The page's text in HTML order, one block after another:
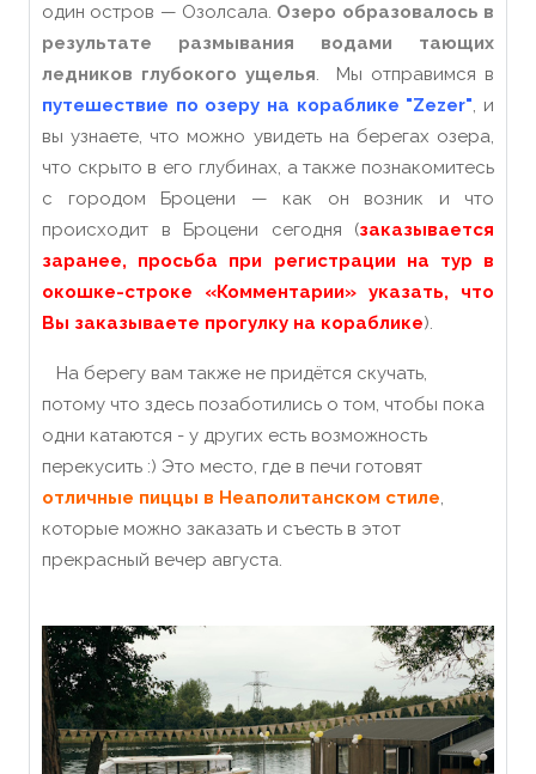
один остров — Озолсала. Озеро образовалось в
результате размывания водами тающих
ледников глубокого ущелья. Мы отправимся в
путешествие по озеру на кораблике "Zezer", и
вы узнаете, что можно увидеть на берегах озера,
что скрыто в его глубинах, а также познакомитесь
с городом Броцени — как он возник и что
происходит в Броцени сегодня (заказывается
заранее, просьба при регистрации на тур в
окошке-строке «Комментарии» указать, что
Вы заказываете прогулку на кораблике).
На берегу вам также не придётся скучать,
потому что здесь позаботились о том, чтобы пока
одни катаются - у других есть возможность
перекусить :) Это место, где в печи готовят
отличные пиццы в Неаполитанском стиле,
которые можно заказать и съесть в этот
прекрасный вечер августа.